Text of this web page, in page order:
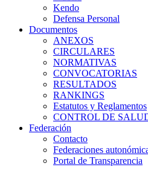
Kendo
Defensa Personal
Documentos
ANEXOS
CIRCULARES
NORMATIVAS
CONVOCATORIAS
RESULTADOS
RANKINGS
Estatutos y Reglamentos
CONTROL DE
Federación
Contacto
Federaciones
Portal de Transparencia